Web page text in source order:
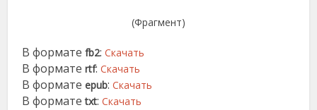
(Фрагмент)
В форматеfb2:Скачать
В форматеrtf:Скачать
В форматеepub:Скачать
В форматеtxt:Скачать